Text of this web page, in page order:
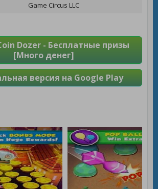
Game Circus LLC
Dozer - Бесплатные призы
[Много денег]
версия на Google Play